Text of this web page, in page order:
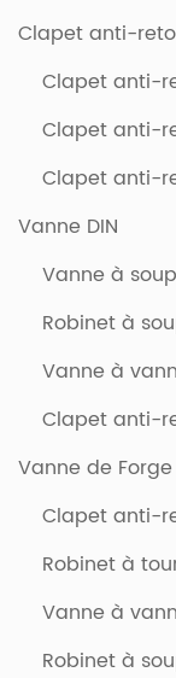
Clapet anti-
Clapet anti-
Clapet anti-
Clapet anti-
Vanne DIN
Vanne à
Robinet à
Vanne à
Clapet anti-
Vanne de Forge
Clapet anti-
Robinet à
Vanne à
Robinet à